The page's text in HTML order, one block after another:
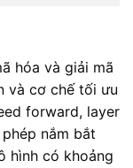
hóa và giải mã
và cơ chế tối ưu
forward, layer
nắm bắt
hình có khoảng